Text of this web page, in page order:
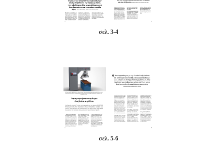
σελ. 3-4
σελ. 5-6